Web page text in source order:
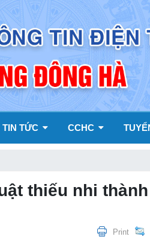
TIN TỨC CCHC
thiếu nhi
Print